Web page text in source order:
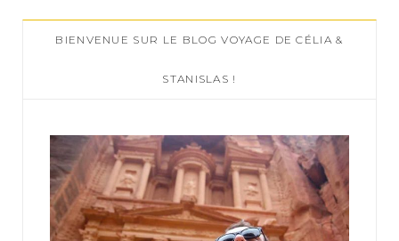
c
h
:
BIENVENUE SUR LE BLOG VOYAGE DE CÉLIA &
STANISLAS !